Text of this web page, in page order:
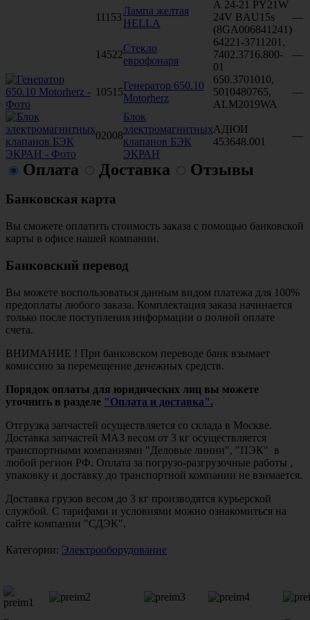
11153
Лампа желтая
HELLA
А 24-21 PY21W
24V BAU15s
(8GA006841241)
—
14522
Стекло
еврофонаря
64221-3711201,
7402.3716.800-
01
—
10515
Генератор 650.10
Motorherz
650.3701010,
5010480765,
ALM2019WA
—
02008
Блок
электромагнитных
клапанов БЭК
ЭКРАН
АДЮИ
453648.001
—
Оплата Доставка Отзывы
Банковская карта
Вы сможете оплатить стоимость заказа с помощью банковской
карты в офисе нашей компании.
Банковский перевод
Вы можете воспользоваться данным видом платежа для 100%
предоплаты любого заказа. Комплектация заказа начинается
только после поступления информации о полной оплате
счета.
ВНИМАНИЕ ! При банковском переводе банк взымает
комиссию за перемещение денежных средств.
Порядок оплаты для юридических лиц вы можете
уточнить в разделе "Оплата и доставка".
Отгрузка запчастей осуществляется со склада в Москве.
Доставка запчастей МАЗ весом от 3 кг осуществляется
транспортными компаниями "Деловые линии", "ПЭК" в
любой регион РФ. Оплата за погрузо-разгрузочные работы ,
упаковку и доставку до транспортной компании не взимается.
Доставка грузов весом до 3 кг производятся курьерской
службой. С тарифами и условиями можно ознакомиться на
сайте компании "СДЭК".
Категории: Электрооборудование